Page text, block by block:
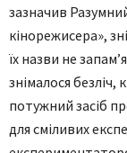
зазначив
кінорежисера»,
їх назви не
знімалося
потужний засіб
для сміливих